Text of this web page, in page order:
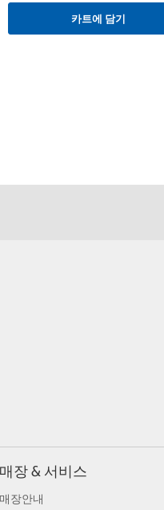
카트에 담기
매장 & 서비스
매장안내